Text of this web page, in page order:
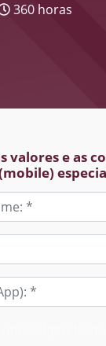
360 horas
valores e as